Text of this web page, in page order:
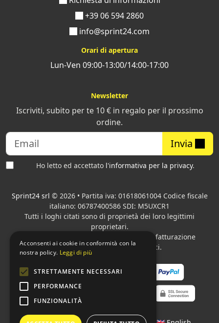
+39 06 594 2860
info@sprint24.com
Orari di apertura
Lun-Ven 09:00-13:00/14:00-17:00
Newsletter
Iscriviti, subito per te 10 € in regalo per il prossimo
ordine.
Invia
Ho letto ed accettato l'informativa per la privacy.
Sprint24 srl © 2026 • Partita iva: 01618061004 Codice fiscale
italiano: 06787400586 SDI: M5UXCR1
Tutti i loghi citati sono di proprietà dei loro legittimi
proprietari.
adibita alla fatturazione
elettronica per gli Enti pubblici.
Acconsenti ai cookie in conformità con la
nostra policy. Leggi di più
STRETTAMENTE NECESSARI
PERFORMANCE
FUNZIONALITÀ